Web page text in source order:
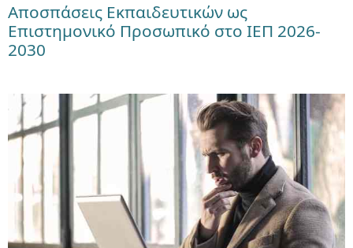
Αποσπάσεις Εκπαιδευτικών ως
Επιστημονικό Προσωπικό στο ΙΕΠ 2026-
2030